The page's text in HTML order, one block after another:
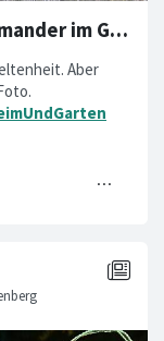
Schnappschuss: Schwarzer Salamander im Garten
Aber